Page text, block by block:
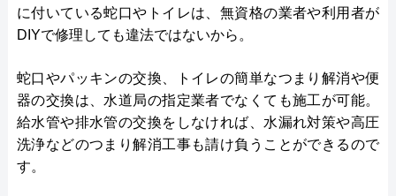
に付いている蛇口やトイレは、無資格の業者や利用者が
DIYで修理しても違法ではないから。
蛇口やパッキンの交換、トイレの簡単なつまり解消や便
器の交換は、水道局の指定業者でなくても施工が可能。
給水管や排水管の交換をしなければ、水漏れ対策や高圧
洗浄などのつまり解消工事も請け負うことができるので
す。